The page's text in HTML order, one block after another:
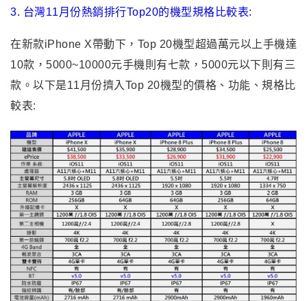
3. 台灣11月份熱銷排行Top20的機型規格比較表:
在新款iPhone X帶動下，Top 20機型超過萬元以上手機達
10款，5000~10000元手機則有七款，5000元以下則有三
款。以下是11月份擠入Top 20機型的價格、功能、規格比
較表: